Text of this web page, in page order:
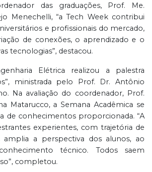
das graduações, Prof. Me.
Menechelli, “a Tech Week contribui
e profissionais do mercado,
de conexões, o aprendizado e o
tecnologias”, destacou.
Elétrica realizou a palestra
ministrada pelo Prof. Dr. Antônio
Na avaliação do coordenador, Prof.
Matarucco, a Semana Acadêmica se
de conhecimentos proporcionada. “A
experientes, com trajetória de
amplia a perspectiva dos alunos, ao
técnico. Todos saem
completou.